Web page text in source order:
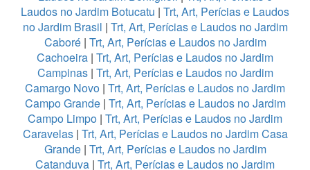
Laudos no Jardim Botucatu | Trt, Art, Perícias e Laudos
no Jardim Brasil | Trt, Art, Perícias e Laudos no Jardim
Caboré| Trt, Art, Perícias e Laudos no Jardim
Cachoeira | Trt, Art, Perícias e Laudos no Jardim
Campinas| Trt, Art, Perícias e Laudos no Jardim
Camargo Novo | Trt, Art, Perícias e Laudos no Jardim
Campo Grande| Trt, Art, Perícias e Laudos no Jardim
Campo Limpo | Trt, Art, Perícias e Laudos no Jardim
Caravelas| Trt, Art, Perícias e Laudos no Jardim Casa
Grande| Trt, Art, Perícias e Laudos no Jardim
Catanduva | Trt, Art, Perícias e Laudos no Jardim